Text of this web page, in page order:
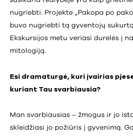
nugriebti. Projekte „Pakopa po
buvo nugriebti tą gyventojų sukurtą
Ekskursijos metu veriasi durelės į
mitologiją.
Esi dramaturgė, kuri įvairias
kuriant Tau svarbiausia?
Man svarbiausias – žmogus ir jo
skleidžiasi jo požiūris į gyvenimą.